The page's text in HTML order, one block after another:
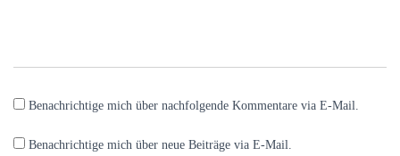
Benachrichtige mich über nachfolgende Kommentare via E-Mail.
Benachrichtige mich über neue Beiträge via E-Mail.